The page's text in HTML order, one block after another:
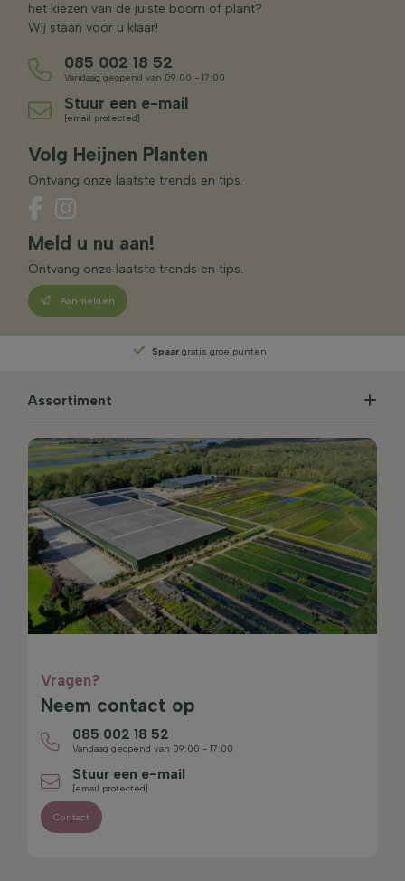
het kiezen van de juiste boom of plant?
Wij staan voor u klaar!
085 002 18 52
Vandaag geopend van 09:00 - 17:00
Stuur een e-mail
[email protected]
Volg Heijnen Planten
Ontvang onze laatste trends en tips.
Meld u nu aan!
Ontvang onze laatste trends en tips.
Aanmelden
Spaargratis groeipunten
Assortiment
Vragen?
Neem contact op
085 002 18 52
Vandaag geopend van 09:00 - 17:00
Stuur een e-mail
[email protected]
Contact